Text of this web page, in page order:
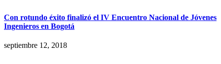
Con rotundo éxito finalizó el IV Encuentro Nacional de Jóvenes
Ingenieros en Bogotá
septiembre 12, 2018